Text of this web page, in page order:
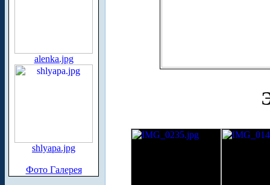
alenka.jpg
shlyapa.jpg
Фото Галерея